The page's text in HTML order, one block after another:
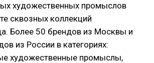
художественных промыслов
сквозных коллекций
Более 50 брендов из Москвы и
из России в категориях:
художественные промыслы,